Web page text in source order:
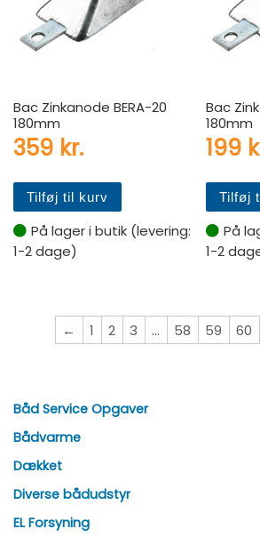
Bac Zinkanode BERA-20
180mm
359 kr.
Tilføj til kurv
På lager i butik (levering:
1-2 dage)
Bac
180mm
199
Tilføj
På
1-2
← 1 2 3 … 58 59 60
Båd Service Opgaver
Bådvarme
Dækket
Diverse bådudstyr
EL Forsyning